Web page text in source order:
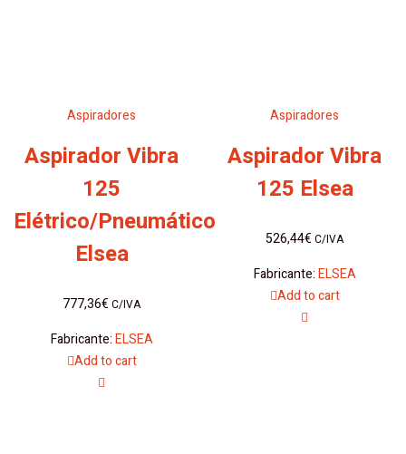
Aspiradores
Aspirador Vibra
125
Elétrico/Pneumático
Elsea
777,36€ C/IVA
Fabricante:ELSEA
Add to cart
Aspiradores
Aspirador Vibra
125 Elsea
526,44€ C/IVA
Fabricante:ELSEA
Add to cart